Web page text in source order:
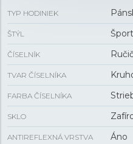
TYP HODINIEK
ŠTÝL
ČÍSELNÍK
TVAR ČÍSELNÍKA
FARBA ČÍSELNÍKA
SKLO
ANTIREFLEXNÁ VRSTVA Áno